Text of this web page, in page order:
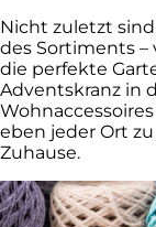
Nicht zuletzt
des Sortiments
die perfekte
Adventskranz in
eben jeder Ort
Zuhause.